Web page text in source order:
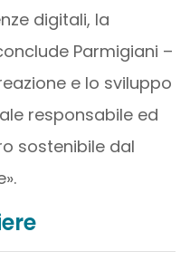
digitali, la
Parmigiani –
e lo sviluppo
responsabile ed
sostenibile dal